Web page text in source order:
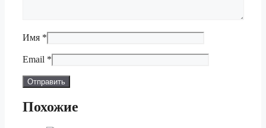
Имя *
Email *
Похожие